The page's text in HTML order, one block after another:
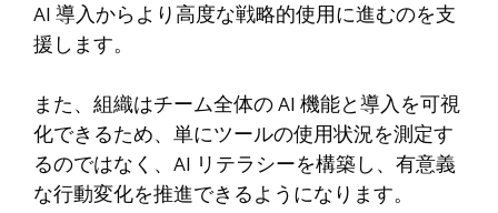
AI 導入からより高度な戦略的使用に進むのを支
援します。
また、組織はチーム全体の AI 機能と導入を可視
化できるため、単にツールの使用状況を測定す
るのではなく、AI リテラシーを構築し、有意義
な行動変化を推進できるようになります。